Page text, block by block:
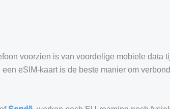
voorzien is van voordelige mobiele data
eSIM-kaart is de beste manier om